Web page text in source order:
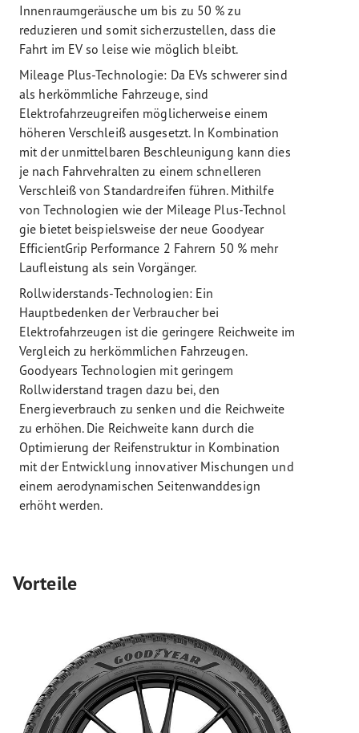
Innenraumgeräusche um bis zu 50 % zu
reduzieren und somit sicherzustellen, dass die
Fahrt im EV so leise wie möglich bleibt.
Mileage Plus-Technologie: Da EVs schwerer sind
als herkömmliche Fahrzeuge, sind
Elektrofahrzeugreifen möglicherweise einem
höheren Verschleiß ausgesetzt. In Kombination
mit der unmittelbaren Beschleunigung kann dies
je nach Fahrvehralten zu einem schnelleren
Verschleiß von Standardreifen führen. Mithilfe
von Technologien wie der Mileage Plus-Technol
gie bietet beispielsweise der neue Goodyear
EfficientGrip Performance 2 Fahrern 50 % mehr
Laufleistung als sein Vorgänger.
Rollwiderstands-Technologien: Ein
Hauptbedenken der Verbraucher bei
Elektrofahrzeugen ist die geringere Reichweite im
Vergleich zu herkömmlichen Fahrzeugen.
Goodyears Technologien mit geringem
Rollwiderstand tragen dazu bei, den
Energieverbrauch zu senken und die Reichweite
zu erhöhen. Die Reichweite kann durch die
Optimierung der Reifenstruktur in Kombination
mit der Entwicklung innovativer Mischungen und
einem aerodynamischen Seitenwanddesign
erhöht werden.
Vorteile